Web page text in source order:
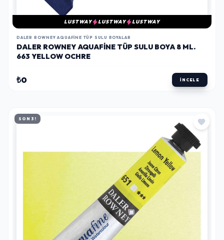
LUSTWAY LUSTWAY LUSTWAY
DALER ROWNEY AQUAFINE TÜP SULU BOYALAR
DALER ROWNEY AQUAFINE TÜP SULU BOYA 8 ML.
663 YELLOW OCHRE
₺0 İNCELE
SON 3!